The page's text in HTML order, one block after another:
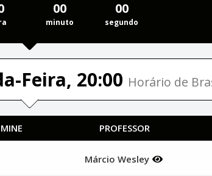
00
minuto
00
segundo
Feira, 20:00 Horário de
PROFESSOR
Márcio Wesley